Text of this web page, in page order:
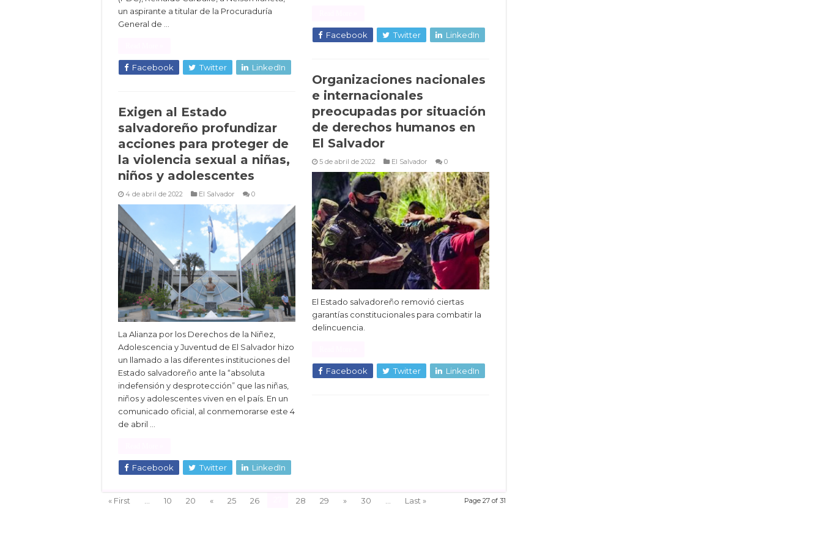
Facebook Twitter LinkedIn
un aspirante a titular de la Procuraduría
General de …
Facebook Twitter LinkedIn
Organizaciones nacionales
e internacionales
preocupadas por situación
de derechos humanos en
El Salvador
5 de abril de 2022 El Salvador 0
El Estado salvadoreño removió ciertas
garantías constitucionales para combatir la
delincuencia.
Facebook Twitter LinkedIn
Exigen al Estado
salvadoreño profundizar
acciones para proteger de
la violencia sexual a niñas,
niños y adolescentes
4 de abril de 2022 El Salvador 0
La Alianza por los Derechos de la Niñez,
Adolescencia y Juventud de El Salvador hizo
un llamado a las diferentes instituciones del
Estado salvadoreño ante la “absoluta
indefensión y desprotección” que las niñas,
niños y adolescentes viven en el país. En un
comunicado oficial, al conmemorarse este 4
de abril …
Facebook Twitter LinkedIn
Page 27 of 31
« First 10 20 « 25 26 28 29 » 30 Last »